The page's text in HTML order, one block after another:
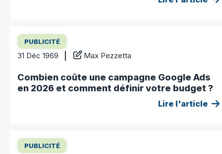
PUBLICITÉ
31 Déc 1969 Max Pezzetta
Combien coûte une campagne Google Ads
en 2026 et comment définir votre budget ?
Lire l'article
PUBLICITÉ